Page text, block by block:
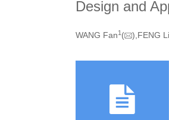
Design and
WANG Fan1 ( ),FENG